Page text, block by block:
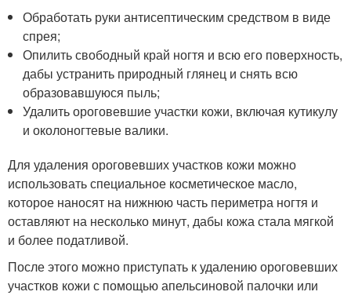
Обработать руки антисептическим средством в виде
спрея;
Опилить свободный край ногтя и всю его поверхность,
дабы устранить природный глянец и снять всю
образовавшуюся пыль;
Удалить ороговевшие участки кожи, включая кутикулу
и околоногтевые валики.
Для удаления ороговевших участков кожи можно
использовать специальное косметическое масло,
которое наносят на нижнюю часть периметра ногтя и
оставляют на несколько минут, дабы кожа стала мягкой
и более податливой.
После этого можно приступать к удалению ороговевших
участков кожи с помощью апельсиновой палочки или